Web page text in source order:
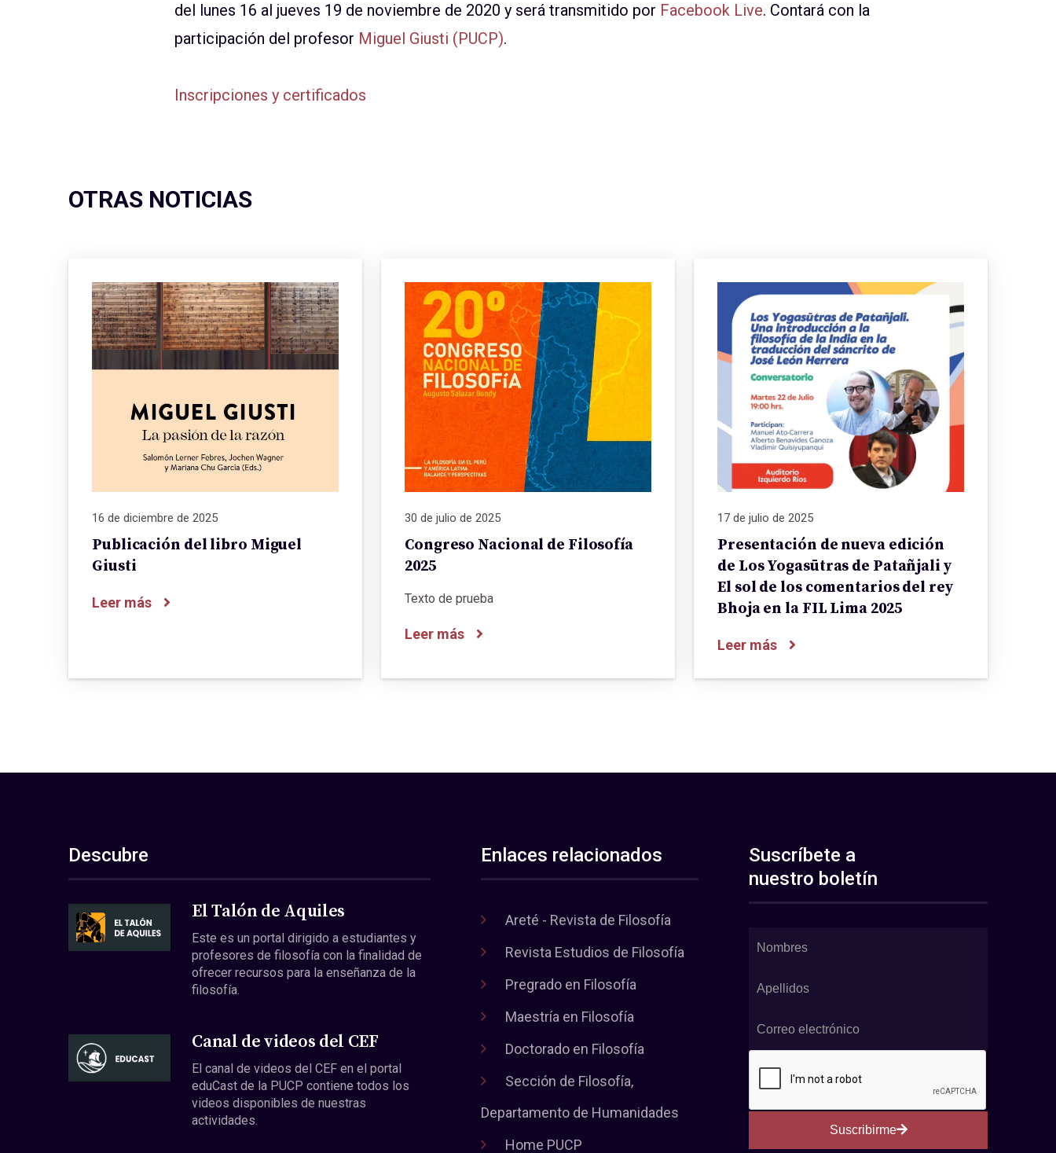
del lunes 16 al jueves 19 de noviembre de 2020 y será transmitido por Facebook Live. Contará con la
participación del profesor Miguel Giusti (PUCP).
Inscripciones y certificados
OTRAS NOTICIAS
16 de diciembre de 2025
Publicación del libro Miguel
Giusti
Leer más
30 de julio de 2025
Congreso Nacional de Filosofía
2025
Texto de prueba
Leer más
17 de julio de 2025
Presentación de nueva edición
de Los Yogasūtras de Patañjali y
El sol de los comentarios del rey
Bhoja en la FIL Lima 2025
Leer más
Descubre
El Talón de Aquiles
Este es un portal dirigido a estudiantes y
profesores de filosofía con la finalidad de
ofrecer recursos para la enseñanza de la
filosofía.
Canal de videos del CEF
El canal de videos del CEF en el portal
eduCast de la PUCP contiene todos los
videos disponibles de nuestras
actividades.
Enlaces relacionados
Areté - Revista de Filosofía
Revista Estudios de Filosofía
Pregrado en Filosofía
Maestría en Filosofía
Doctorado en Filosofía
Sección de Filosofía,
Departamento de Humanidades
Home PUCP
Suscríbete a
nuestro boletín
Suscribirme